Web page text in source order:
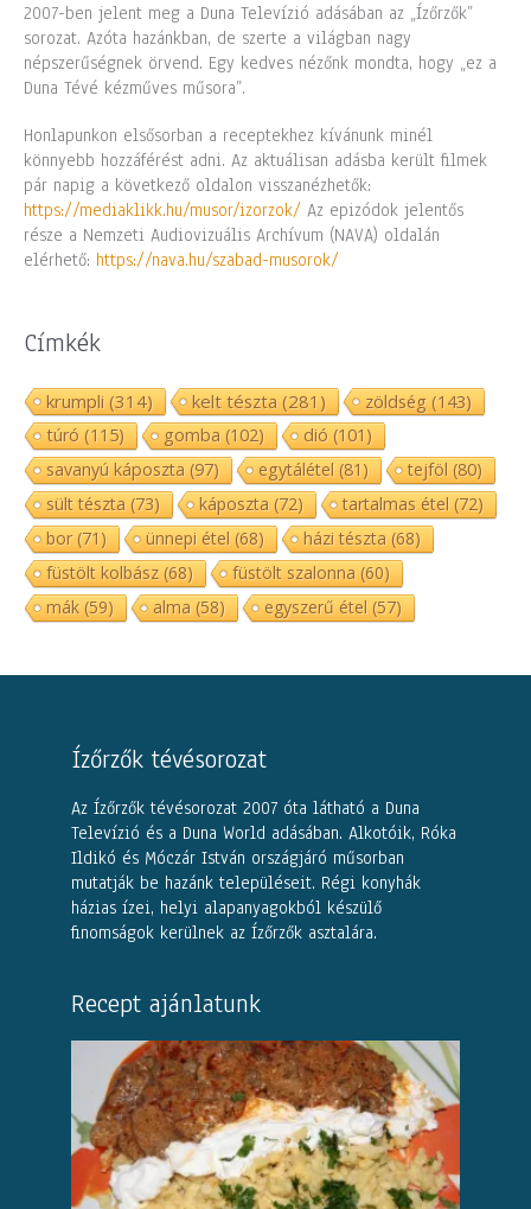
2007-ben jelent meg a Duna Televízió adásában az „Ízőrzők”
sorozat. Azóta hazánkban, de szerte a világban nagy
népszerűségnek örvend. Egy kedves nézőnk mondta, hogy „ez a
Duna Tévé kézműves műsora”.
Honlapunkon elsősorban a receptekhez kívánunk minél
könnyebb hozzáférést adni. Az aktuálisan adásba került filmek
pár napig a következő oldalon visszanézhetők:
https://mediaklikk.hu/musor/izorzok/ Az epizódok jelentős
része a Nemzeti Audiovizuális Archívum (NAVA) oldalán
elérhető: https://nava.hu/szabad-musorok/
Címkék
krumpli(314) kelt tészta(281) zöldség(143)
túró (115) gomba (102) dió (101)
savanyú káposzta (97) egytálétel (81) tejföl (80)
sült tészta (73) káposzta (72) tartalmas étel (72)
bor(71) ünnepi étel (68) házi tészta (68)
füstölt kolbász(68) füstölt szalonna (60)
mák(59) alma (58) egyszerű étel (57)
Ízőrzők tévésorozat
Az Ízőrzők tévésorozat 2007 óta látható a Duna
Televízió és a Duna World adásában. Alkotóik, Róka
Ildikó és Móczár István országjáró műsorban
mutatják be hazánk településeit. Régi konyhák
házias ízei, helyi alapanyagokból készülő
finomságok kerülnek az Ízőrzők asztalára.
Recept ajánlatunk